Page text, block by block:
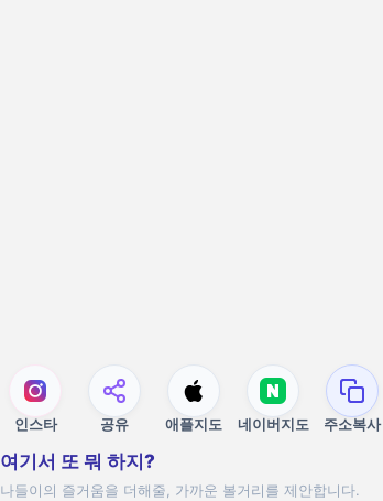
인스타 공유 애플지도 네이버지도 주소복사
여기서 또 뭐 하지?
나들이의 즐거움을 더해줄, 가까운 볼거리를 제안합니다.